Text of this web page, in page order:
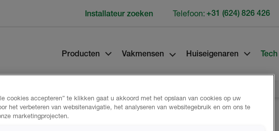
Producten Vakmensen Huiseigenaren
Installateur zoeken Telefoon: +31 (624) 826 426
cookies accepteren” te klikken gaat u akkoord met het opslaan van cookies op uw
het verbeteren van websitenavigatie, het analyseren van websitegebruik en om ons te
marketingprojecten.